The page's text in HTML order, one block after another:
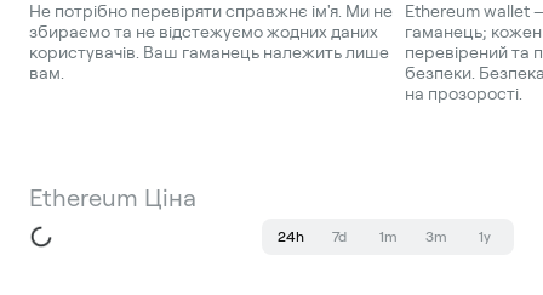
Не потрібно перевіряти справжнє ім'я. Ми не
збираємо та не відстежуємо жодних даних
користувачів. Ваш гаманець належить лише
вам.
Ethereum wallet
гаманець;
перевірений та
безпеки.
на прозорості.
Ethereum Ціна
24h 7d 1m 3m 1y